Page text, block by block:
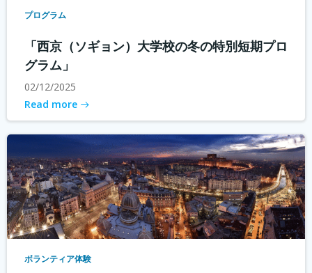
プログラム
「西京（ソギョン）大学校の冬の特別短期プロ
グラム」
02/12/2025
Read more
ボランティア体験